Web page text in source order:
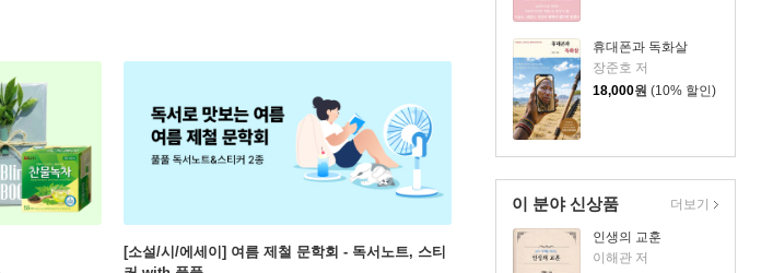
휴대폰과 독화살
장준호 저
18,000원 (10% 할인)
이 분야 신상품
인생의 교훈
이해관 저
더보기
[소설/시/에세이] 여름 제철 문학회 - 독서노트, 스티